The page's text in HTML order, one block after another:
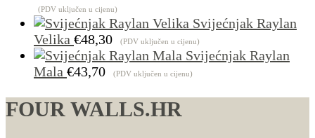
(PDV uključen u cijenu)
Svijećnjak Raylan
Velika €48,30 (PDV uključen u cijenu)
Svijećnjak Raylan
Mala €43,70 (PDV uključen u cijenu)
FOUR WALLS.HR